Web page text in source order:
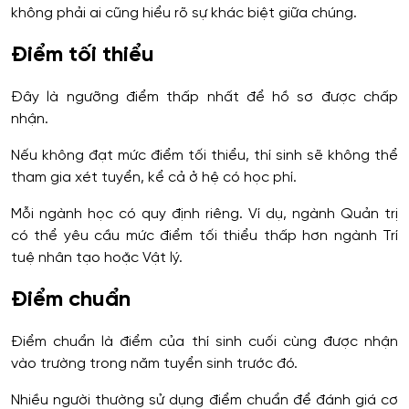
không phải ai cũng hiểu rõ sự khác biệt giữa chúng.
Điểm tối thiểu
Đây là ngưỡng điểm thấp nhất để hồ sơ được chấp
nhận.
Nếu không đạt mức điểm tối thiểu, thí sinh sẽ không thể
tham gia xét tuyển, kể cả ở hệ có học phí.
Mỗi ngành học có quy định riêng. Ví dụ, ngành Quản trị
có thể yêu cầu mức điểm tối thiểu thấp hơn ngành Trí
tuệ nhân tạo hoặc Vật lý.
Điểm chuẩn
Điểm chuẩn là điểm của thí sinh cuối cùng được nhận
vào trường trong năm tuyển sinh trước đó.
Nhiều người thường sử dụng điểm chuẩn để đánh giá cơ